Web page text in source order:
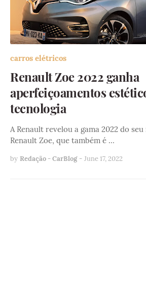
carros elétricos
Renault Zoe 2022 ganha
aperfeiçoamentos
tecnologia
A Renault revelou a gama 2022 do
Renault Zoe, que também é …
by Redação - CarBlog - June 17, 2022